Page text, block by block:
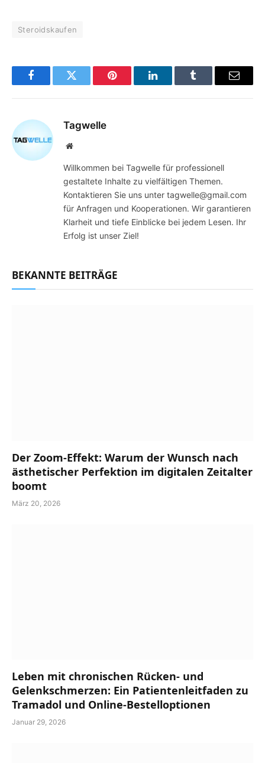
Steroidskaufen
FacebookTwitter Pinterest LinkedInTumblr Email
Tagwelle
Website
Willkommen bei Tagwelle für professionell
gestaltete Inhalte zu vielfältigen Themen.
Kontaktieren Sie uns unter tagwelle@gmail.com
für Anfragen und Kooperationen. Wir garantieren
Klarheit und tiefe Einblicke bei jedem Lesen. Ihr
Erfolg ist unser Ziel!
BEKANNTE BEITRÄGE
Der Zoom-Effekt: Warum der Wunsch nach
ästhetischer Perfektion im digitalen Zeitalter
boomt
März 20, 2026
Leben mit chronischen Rücken- und
Gelenkschmerzen: Ein Patientenleitfaden zu
Tramadol und Online-Bestelloptionen
Januar 29, 2026